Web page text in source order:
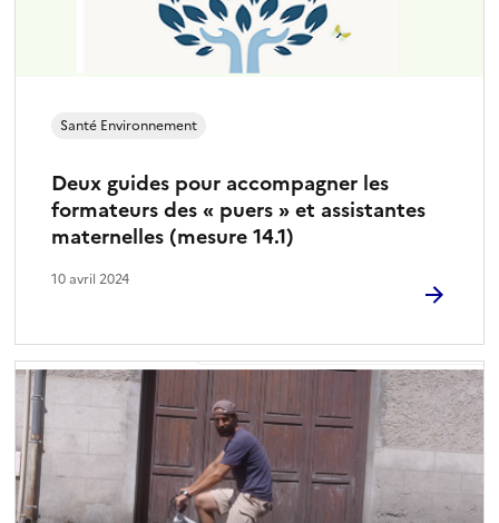
Deux guides pour accompagner les
formateurs des « puers » et assistantes
maternelles (mesure 14.1)
Santé Environnement
10 avril 2024